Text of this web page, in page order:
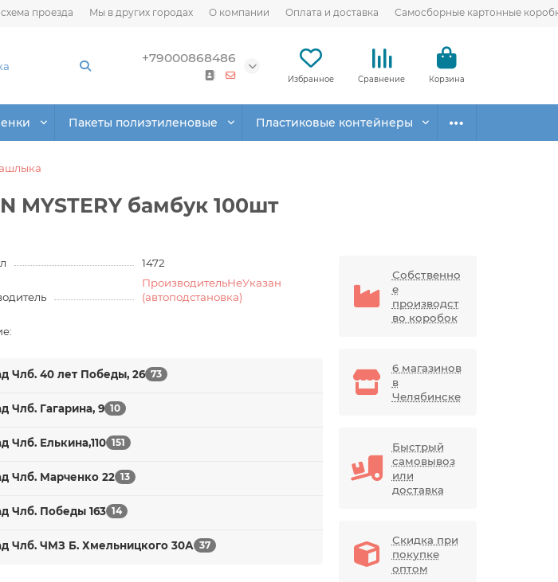
проезда Мы в других городах О компании Оплата и доставка Самосборные картонные
+79000868486
Избранное Сравнение Корзина
Пакеты полиэтиленовые Пластиковые контейнеры
бамбук 100шт
1472
ПроизводительНеУказан
(автоподстановка)
Члб. 40 лет Победы, 26 73
Члб. Гагарина, 9 10
Члб. Елькина,110 151
Члб. Марченко 22 13
Члб. Победы 163 14
Члб. ЧМЗ Б. Хмельницкого 30А 37
Собственно
е
производст
во коробок
6 магазинов
в
Челябинске
Быстрый
самовывоз
или
доставка
Скидка при
покупке
оптом